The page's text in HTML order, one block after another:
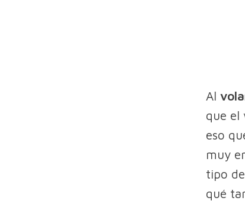
Al
que el
eso
muy
tipo
qué